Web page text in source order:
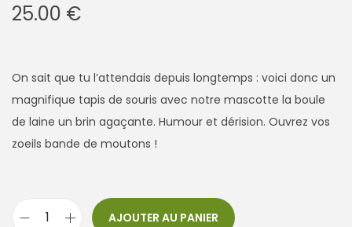
25.00 €
On sait que tu l’attendais depuis longtemps : voici donc un
magnifique tapis de souris avec notre mascotte la boule
de laine un brin agaçante. Humour et dérision. Ouvrez vos
zoeils bande de moutons !
AJOUTER AU PANIER